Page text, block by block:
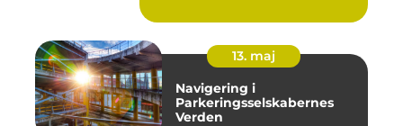
13. maj
Navigering i
Parkeringsselskabernes
Verden